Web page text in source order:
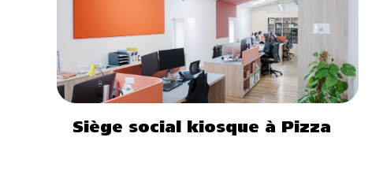
Siège social kiosque à Pizza